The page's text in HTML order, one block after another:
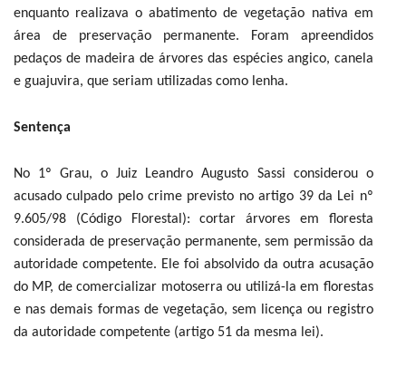
enquanto realizava o abatimento de vegetação nativa em
área de preservação permanente. Foram apreendidos
pedaços de madeira de árvores das espécies angico, canela
e guajuvira, que seriam utilizadas como lenha.
Sentença
No 1º Grau, o Juiz Leandro Augusto Sassi considerou o
acusado culpado pelo crime previsto no artigo 39 da Lei nº
9.605/98 (Código Florestal): cortar árvores em floresta
considerada de preservação permanente, sem permissão da
autoridade competente. Ele foi absolvido da outra acusação
do MP, de comercializar motoserra ou utilizá-la em florestas
e nas demais formas de vegetação, sem licença ou registro
da autoridade competente (artigo 51 da mesma lei).